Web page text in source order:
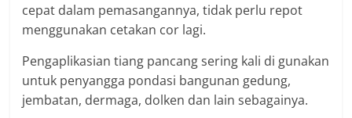
cepat dalam pemasangannya, tidak perlu repot
menggunakan cetakan cor lagi.
Pengaplikasian tiang pancang sering kali di gunakan
untuk penyangga pondasi bangunan gedung,
jembatan, dermaga, dolken dan lain sebagainya.